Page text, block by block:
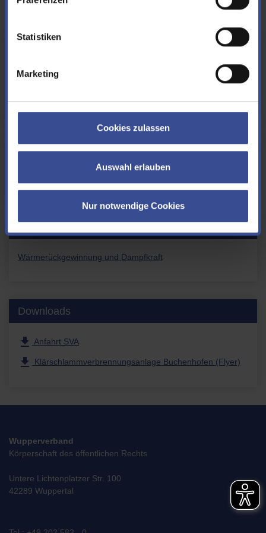
Statistiken
Marketing
Cookies zulassen
Auswahl erlauben
Nur notwendige Cookies
Mo - Do 8 - 16 Uhr, Fr 8 - 12 Uhr
für Notfälle außerhalb der Dienstzeit
Wärmerückgewinnung und Dampfkraft
Downloads
file_download Anfahrt SVA
file_download Klärschlammverbrennungsanlage Buchenhofen (Flyer)
Wupperverband
Körperschaft des öffentlichen Rechts
Untere Lichtenplatzer Str. 100
42289 Wuppertal